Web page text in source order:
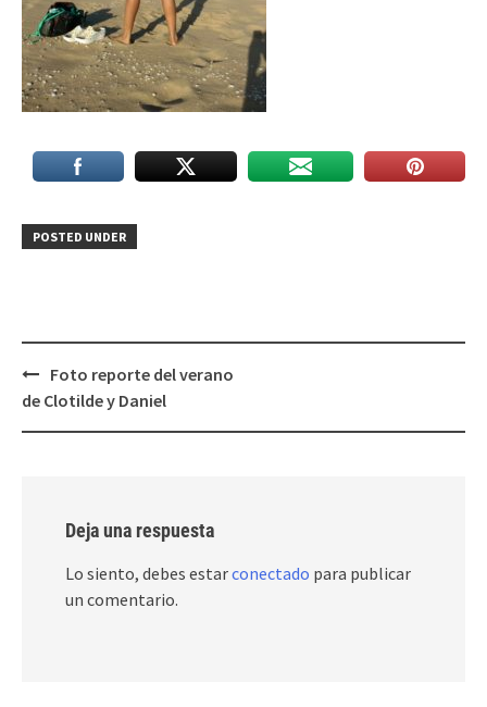
POSTED UNDER
Post
navigation
Foto reporte del verano
de Clotilde y Daniel
Deja una respuesta
Lo siento, debes estarconectado para publicar
un comentario.